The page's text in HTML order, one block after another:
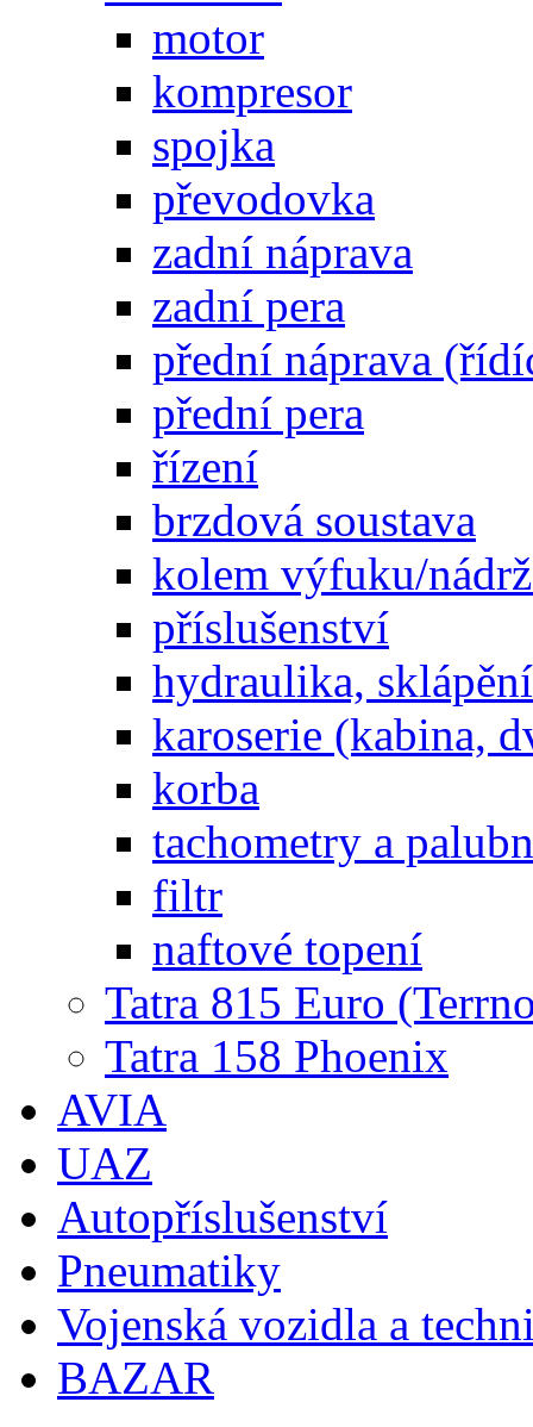
motor
kompresor
spojka
převodovka
zadní náprava
zadní pera
přední náprava
přední pera
řízení
brzdová soustava
kolem výfuku/
příslušenství
hydraulika, sklápění
karoserie (kabina,
korba
tachometry a
filtr
naftové topení
Tatra 815 Euro
Tatra 158 Phoenix
AVIA
UAZ
Autopříslušenství
Pneumatiky
Vojenská vozidla a
BAZAR